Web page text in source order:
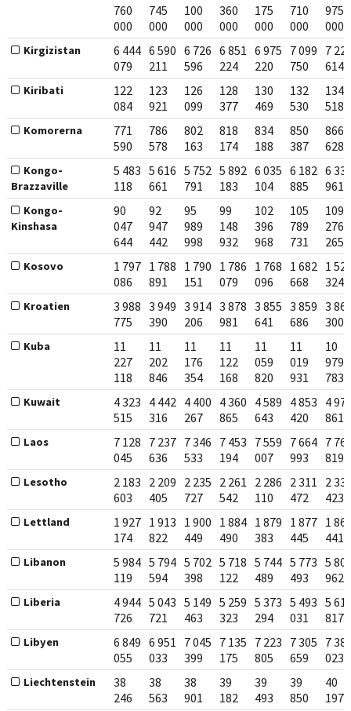
760
000
745
000
100
000
360
000
175
000
710
000
975
000
Kirgizistan
6 444
079
6 590
211
6 726
596
6 851
224
6 975
220
7 099
750
7
614
Kiribati
122
084
123
921
126
099
128
377
130
469
132
530
134
518
Komorerna
771
590
786
578
802
163
818
174
834
188
850
387
866
628
Kongo-
Brazzaville
5 483
118
5 616
661
5 752
791
5 892
183
6 035
104
6 182
885
6
961
Kongo-
Kinshasa
90
047
644
92
947
442
95
989
998
99
148
932
102
396
968
105
789
731
109
276
265
Kosovo
1 797
086
1 788
891
1 790
151
1 786
079
1 768
096
1 682
668
1
324
Kroatien
3 988
775
3 949
390
3 914
206
3 878
981
3 855
641
3 859
686
3
300
Kuba
11
227
118
11
202
846
11
176
354
11
122
168
11
059
820
11
019
931
10
979
783
Kuwait
4 323
515
4 442
316
4 400
267
4 360
865
4 589
643
4 853
420
4
861
Laos
7 128
045
7 237
636
7 346
533
7 453
194
7 559
007
7 664
993
7
819
Lesotho
2 183
603
2 209
405
2 235
727
2 261
542
2 286
110
2 311
472
2
423
Lettland
1 927
174
1 913
822
1 900
449
1 884
490
1 879
383
1 877
445
1
441
Libanon
5 984
119
5 794
594
5 702
398
5 718
122
5 744
489
5 773
493
5
962
Liberia
4 944
726
5 043
721
5 149
463
5 259
323
5 373
294
5 493
031
5
817
Libyen
6 849
055
6 951
033
7 045
399
7 135
175
7 223
805
7 305
659
7
023
Liechtenstein
38
246
38
563
38
901
39
182
39
493
39
850
40
197